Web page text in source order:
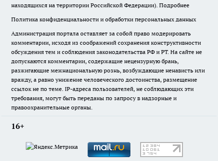
находящихся на территории Российской Федерации). Подробнее
Политика конфиденциальности и обработки персональных данных
Администрация портала оставляет за собой право модерировать
комментарии, исходя из соображений сохранения конструктивности
обсуждения тем и соблюдения законодательства РФ и РТ. На сайте не
допускаются комментарии, содержащие нецензурную брань,
разжигающие межнациональную рознь, возбуждающие ненависть или
вражду, а равно унижение человеческого достоинства, размещение
ссылок не по теме. IP-адреса пользователей, не соблюдающих эти
требования, могут быть переданы по запросу в надзорные и
правоохранительные органы.
16+